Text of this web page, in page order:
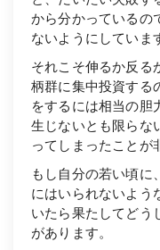
から分かっているの
ないようにしていま
それこそ伸るか反る
柄群に集中投資する
をするには相当の胆
生じないとも限らな
ってしまったことが
もし自分の若い頃
にはいられないよう
いたら果たしてどう
があります。